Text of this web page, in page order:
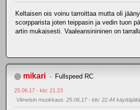
Keltaisen ois voinu tarroittaa mutta oli
scorpparista joten teippasin ja vedin tuon
artin mukaisesti. Vaaleansinininen on
mikari Fullspeed RC
25.06.17 - klo: 21.23
Viimeisin muokkaus: 25.06.17 - klo: 22.44